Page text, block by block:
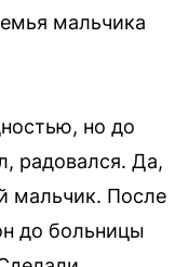
мальчика
но до
радовался. Да,
мальчик. После
до больницы